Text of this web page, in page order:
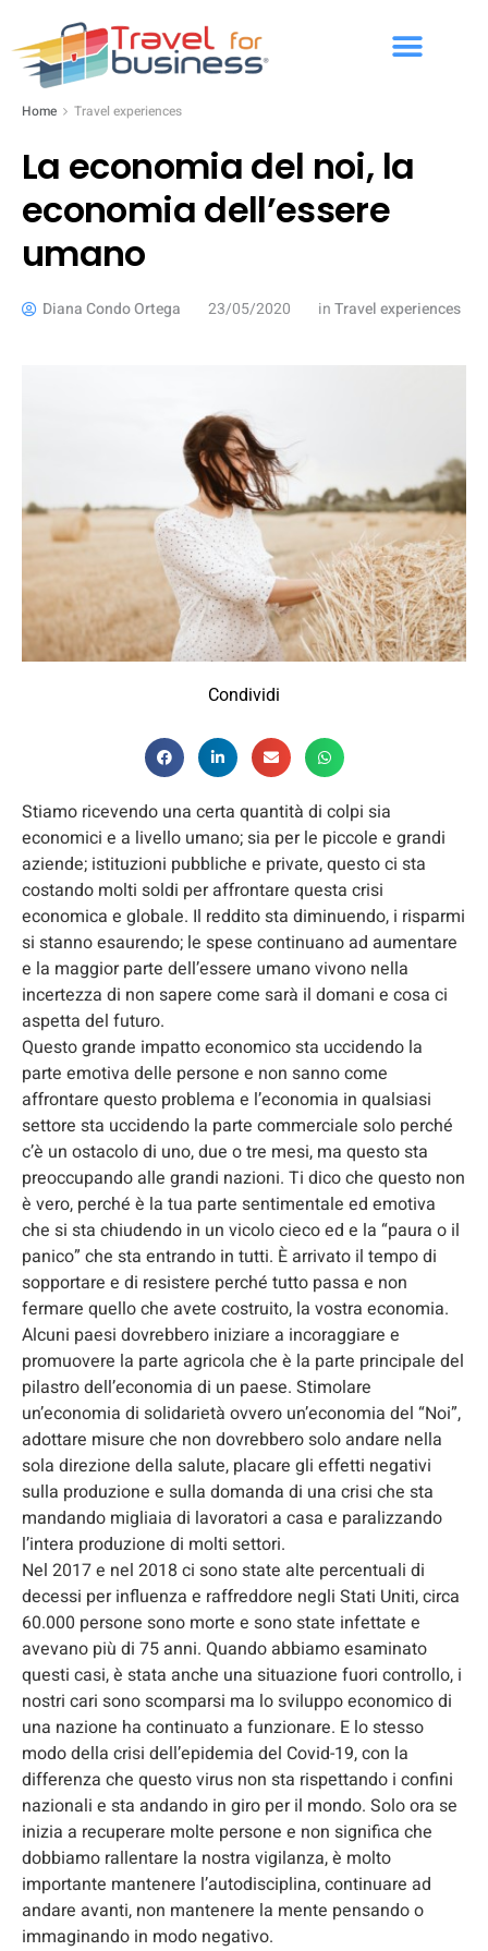
Home Travel experiences
La economia del noi, la
economia dell’essere
umano
Diana Condo Ortega 23/05/2020 inTravel experiences
Condividi
Stiamo ricevendo una certa quantità di colpi sia
economici e a livello umano; sia per le piccole e grandi
aziende; istituzioni pubbliche e private, questo ci sta
costando molti soldi per affrontare questa crisi
economica e globale. Il reddito sta diminuendo, i risparmi
si stanno esaurendo; le spese continuano ad aumentare
e la maggior parte dell’essere umano vivono nella
incertezza di non sapere come sarà il domani e cosa ci
aspetta del futuro.
Questo grande impatto economico sta uccidendo la
parte emotiva delle persone e non sanno come
affrontare questo problema e l’economia in qualsiasi
settore sta uccidendo la parte commerciale solo perché
c’è un ostacolo di uno, due o tre mesi, ma questo sta
preoccupando alle grandi nazioni. Ti dico che questo non
è vero, perché è la tua parte sentimentale ed emotiva
che si sta chiudendo in un vicolo cieco ed e la “paura o il
panico” che sta entrando in tutti. È arrivato il tempo di
sopportare e di resistere perché tutto passa e non
fermare quello che avete costruito, la vostra economia.
Alcuni paesi dovrebbero iniziare a incoraggiare e
promuovere la parte agricola che è la parte principale del
pilastro dell’economia di un paese. Stimolare
un’economia di solidarietà ovvero un’economia del “Noi”,
adottare misure che non dovrebbero solo andare nella
sola direzione della salute, placare gli effetti negativi
sulla produzione e sulla domanda di una crisi che sta
mandando migliaia di lavoratori a casa e paralizzando
l’intera produzione di molti settori.
Nel 2017 e nel 2018 ci sono state alte percentuali di
decessi per influenza e raffreddore negli Stati Uniti, circa
60.000 persone sono morte e sono state infettate e
avevano più di 75 anni. Quando abbiamo esaminato
questi casi, è stata anche una situazione fuori controllo, i
nostri cari sono scomparsi ma lo sviluppo economico di
una nazione ha continuato a funzionare. E lo stesso
modo della crisi dell’epidemia del Covid-19, con la
differenza che questo virus non sta rispettando i confini
nazionali e sta andando in giro per il mondo. Solo ora se
inizia a recuperare molte persone e non significa che
dobbiamo rallentare la nostra vigilanza, è molto
importante mantenere l’autodisciplina, continuare ad
andare avanti, non mantenere la mente pensando o
immaginando in modo negativo.